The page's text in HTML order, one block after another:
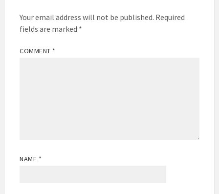
Your email address will not be published. Required
fields are marked *
COMMENT *
NAME *